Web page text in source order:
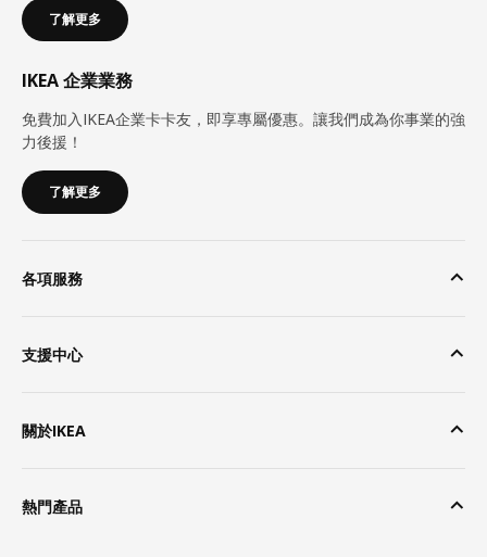
了解更多
IKEA 企業業務
免費加入IKEA企業卡卡友，即享專屬優惠。讓我們成為你事業的強
力後援！
了解更多
各項服務
支援中心
關於IKEA
熱門產品